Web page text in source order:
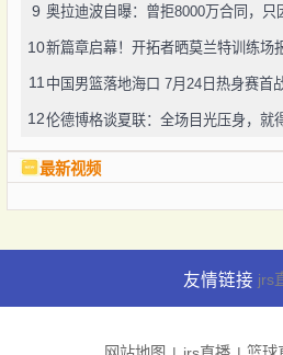
9
10
11 中国男篮落地海口 7月24日热身赛首
12伦德博格谈夏联：全场目光压身，就
最新视频
友情链接 jrs